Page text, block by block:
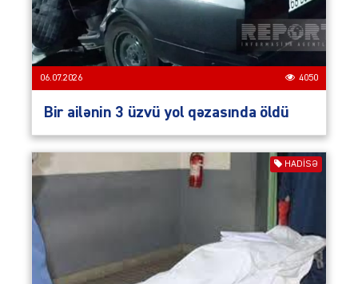
06.07.2026 4050
Bir ailənin 3 üzvü yol qəzasında öldü
HADISƏ